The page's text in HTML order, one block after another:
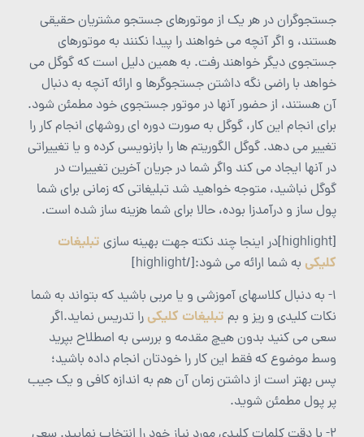
جستجوگران در هر یک از موتورهای جستجو مشتریان حقیقی
هستند، و اگر آنچه می خواهند را پیدا نکنند به موتورهای
جستجوی دیگر خواهند رفت. به همین دلیل است که گوگل می
خواهد با راضی نگه داشتن جستجوگرها و ارائه آنچه به دنبال
آن هستند، از حضور آنها در موتور جستجوی خود مطمئن شود.
برای انجام این کار، گوگل به صورت دوره ای روشهای انجام کار را
تغییر می دهد. گوگل الگوریتم ها را بازنویسی کرده و یا تغییراتی
در آنها ایجاد می کند واگر شما در جریان آخرین تغییرات در
گوگل نباشید، متوجه خواهید شد تبلیغاتی که زمانی برای شما
پول ساز و درآمدزا بوده، حالا برای شما هزینه ساز شده است.
[highlight]در اینجا چند نکته جهت بهینه سازی
تبلیغات
کلیکی به شما ارائه می شود:[/highlight]
1- به دنبال کلاسهای آموزشی و یا مربی باشید که بتواند به شما
نکات کلیدی و ریز و بم تبلیغات کلیکی را تدریس نماید.اگر
سعی می کنید بدون هیچ مقدمه و بررسی به اصطلاح بپرید
وسط موضوع که فقط این کار را خودتان انجام داده باشید؛
پس بهتر است از داشتن زمان آن هم به اندازه کافی و یک جیب
پر پول مطمئن شوید.